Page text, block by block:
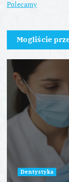
Polecamy
Mogliście
Dentystyka